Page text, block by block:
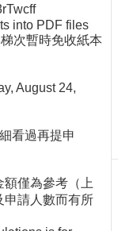
into PDF files
次暫時免收紙本
August 24,
看過再提申
僅為參考（上
申請人數而有所